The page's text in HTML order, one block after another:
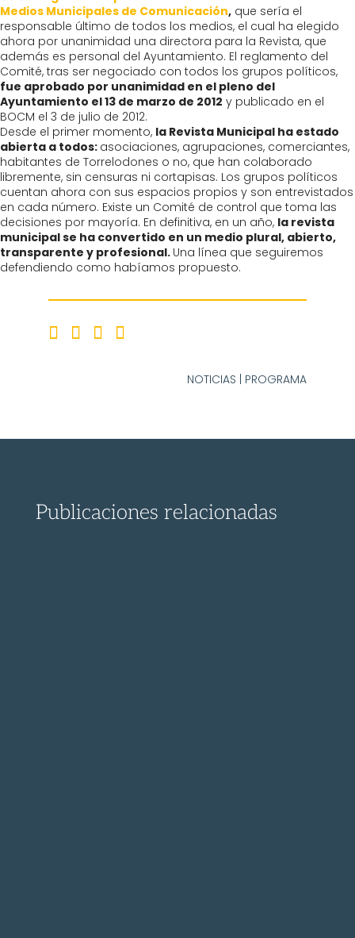
Medios Municipales de Comunicación, que sería el
responsable último de todos los medios, el cual ha elegido
ahora por unanimidad una directora para la Revista, que
además es personal del Ayuntamiento. El reglamento del
Comité, tras ser negociado con todos los grupos políticos,
fue aprobado por unanimidad en el pleno del
Ayuntamiento el 13 de marzo de 2012 y publicado en el
BOCM el 3 de julio de 2012.
Desde el primer momento, la Revista Municipal ha estado
abierta a todos: asociaciones, agrupaciones, comerciantes,
habitantes de Torrelodones o no, que han colaborado
libremente, sin censuras ni cortapisas. Los grupos políticos
cuentan ahora con sus espacios propios y son entrevistados
en cada número. Existe un Comité de control que toma las
decisiones por mayoría. En definitiva, en un año, la revista
municipal se ha convertido en un medio plural, abierto,
transparente y profesional. Una línea que seguiremos
defendiendo como habíamos propuesto.
NOTICIAS PROGRAMA
Publicaciones relacionadas